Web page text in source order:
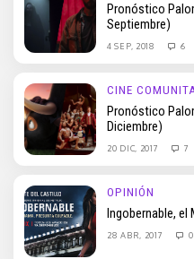
Pronóstico
Septiembre)
4 SEP, 2018 6
CINE
Pronóstico
Diciembre)
20 DIC, 2017 7
OPINIÓN
Ingobernable,
28 ABR, 2017 0